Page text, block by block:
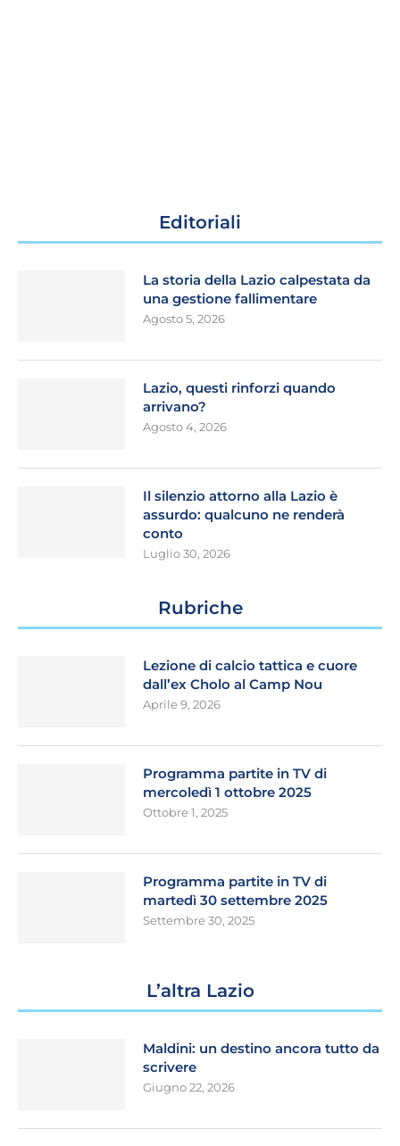
Editoriali
La storia della Lazio calpestata da
una gestione fallimentare
Agosto 5, 2026
Lazio, questi rinforzi quando
arrivano?
Agosto 4, 2026
Il silenzio attorno alla Lazio è
assurdo: qualcuno ne renderà
conto
Luglio 30, 2026
Rubriche
Lezione di calcio tattica e cuore
dall’ex Cholo al Camp Nou
Aprile 9, 2026
Programma partite in TV di
mercoledì 1 ottobre 2025
Ottobre 1, 2025
Programma partite in TV di
martedì 30 settembre 2025
Settembre 30, 2025
L’altra Lazio
Maldini: un destino ancora tutto da
scrivere
Giugno 22, 2026